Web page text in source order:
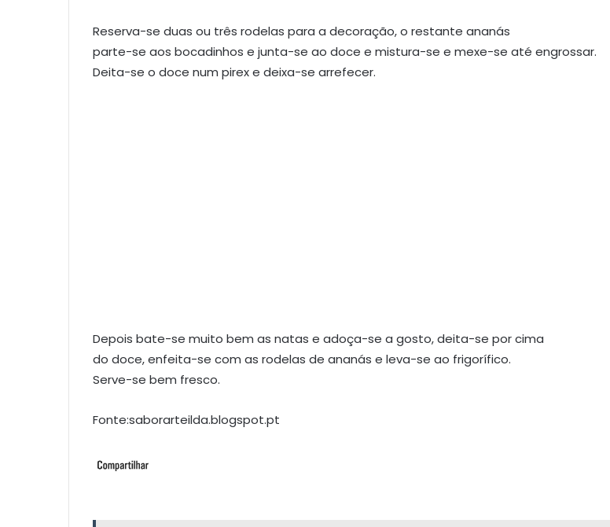
Reserva-se duas ou três rodelas para a decoração, o restante ananás
parte-se aos bocadinhos e junta-se ao doce e mistura-se e mexe-se até engrossar.
Deita-se o doce num pirex e deixa-se arrefecer.
Depois bate-se muito bem as natas e adoça-se a gosto, deita-se por cima
do doce, enfeita-se com as rodelas de ananás e leva-se ao frigorífico.
Serve-se bem fresco.
Fonte:saborarteilda.blogspot.pt